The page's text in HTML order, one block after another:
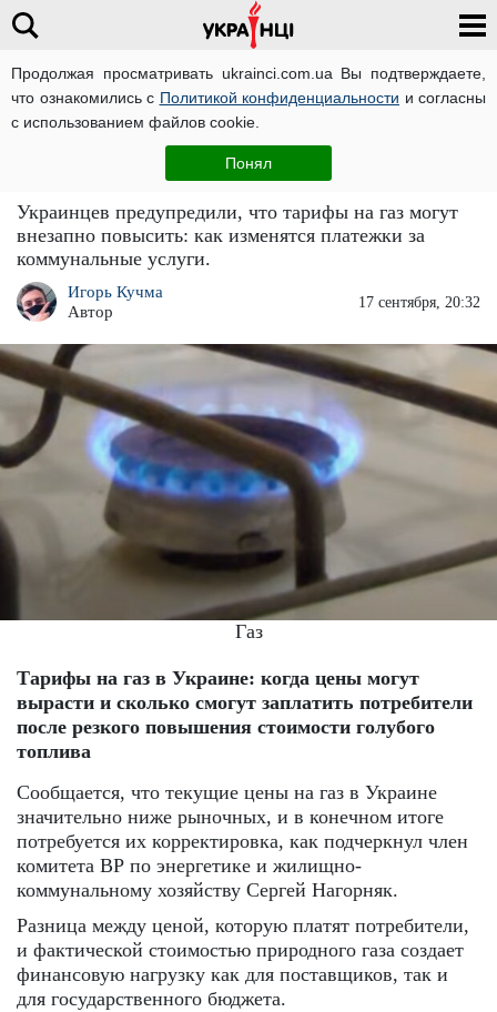
Продолжая просматривать ukrainci.com.ua Вы подтверждаете,
что ознакомились с Политикой конфиденциальности и согласны
с использованием файлов cookie.
Понял
Тарифы на газ могут внезапно вырасти в
Украинцев предупредили, что тарифы на газ могут
внезапно повысить: как изменятся платежки за
коммунальные услуги.
Игорь Кучма
Автор
17 сентября, 20:32
Газ
Тарифы на газ в Украине: когда цены могут
вырасти и сколько смогут заплатить потребители
после резкого повышения стоимости голубого
топлива
Сообщается, что текущие цены на газ в Украине
значительно ниже рыночных, и в конечном итоге
потребуется их корректировка, как подчеркнул член
комитета ВР по энергетике и жилищно-
коммунальному хозяйству Сергей Нагорняк.
Разница между ценой, которую платят потребители,
и фактической стоимостью природного газа создает
финансовую нагрузку как для поставщиков, так и
для государственного бюджета.